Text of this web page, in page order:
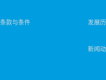
款与条件 发展
新闻